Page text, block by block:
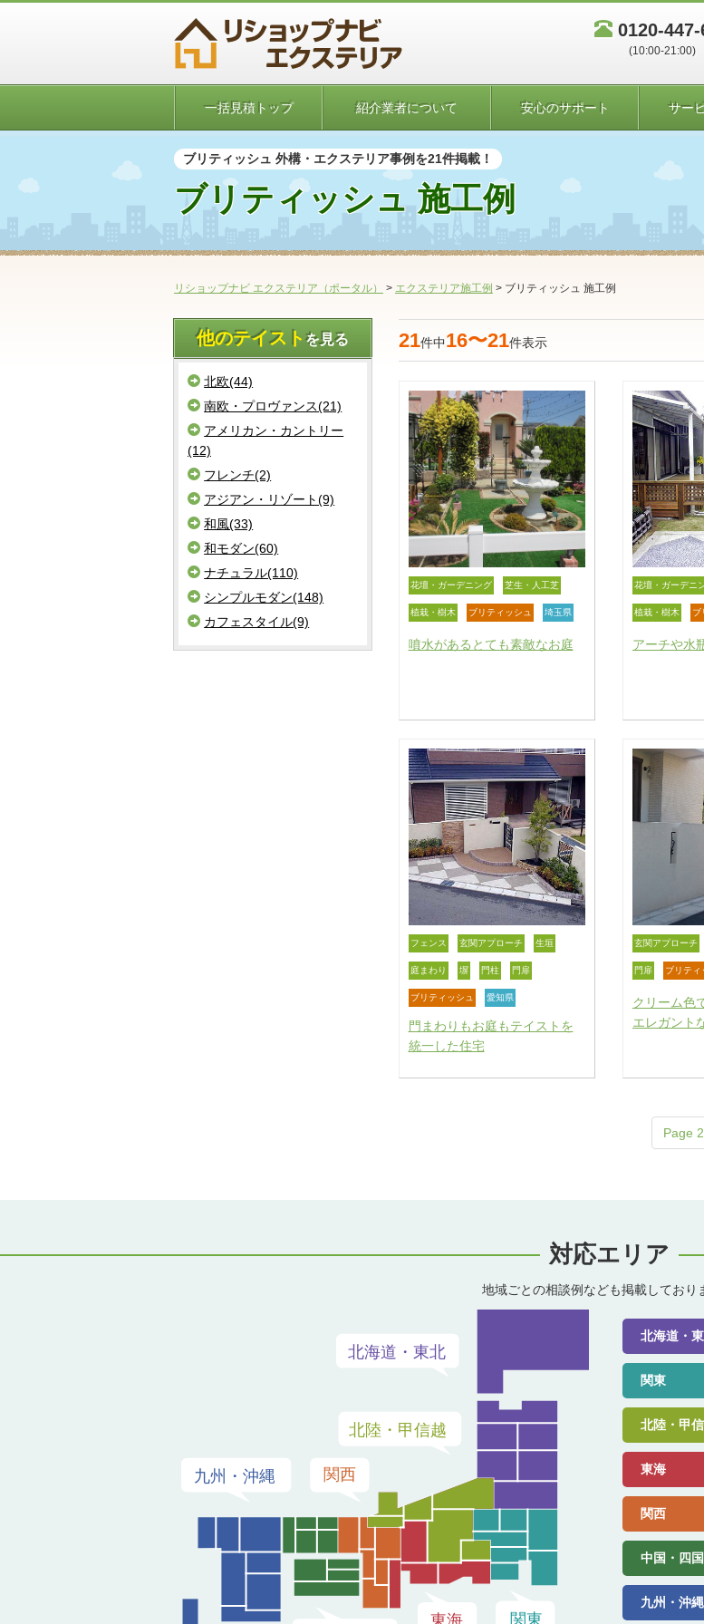
0120-
(10:00-21:00)
一括見積トップ 紹介業者について 安心のサポート サー
ブリティッシュ 外構・エクステリア事例を21件掲載！
ブリティッシュ 施工例
リショップナビ エクステリア（ポータル） > エクステリア施工例 > ブリティッシュ 施工例
他のテイスト を見る
北欧(44)
南欧・プロヴァンス(21)
アメリカン・カントリー
(12)
フレンチ(2)
アジアン・リゾート(9)
和風(33)
和モダン(60)
ナチュラル(110)
シンプルモダン(148)
カフェスタイル(9)
21件中16〜21件表示
花壇・ガーデニング 芝生・人工芝
植栽・樹木 ブリティッシュ 埼玉県
噴水があるとても素敵なお庭
花壇・ガーデニ
植栽・樹木 ブ
アーチや水
フェンス 玄関アプローチ 生垣
庭まわり 塀 門柱 門扉
ブリティッシュ 愛知県
門まわりもお庭もテイストを
統一した住宅
玄関アプローチ
門扉 ブリティ
クリーム色
エレガント
Page
対応エリア
地域ごとの相談例なども掲載しており
北海道・
関東
北陸・甲
東海
関西
中国・四国
九州・沖縄